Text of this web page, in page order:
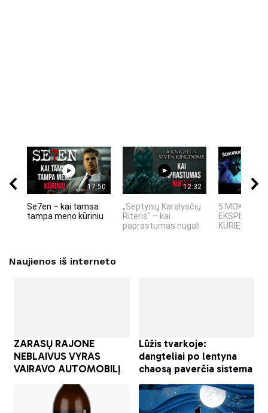
17:50
Se7en – kai tamsa
tampa meno kūriniu
12:32
„Septynių Karalysčių
Riteris" – kai
paprastumas nugali
5 MOKSLINIAI
KURIE
Naujienos iš interneto